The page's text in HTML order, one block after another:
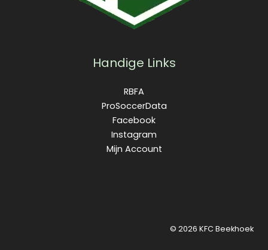
Handige Links
RBFA
ProSoccerData
Facebook
Instagram
Mijn Account
© 2026 KFC Beekhoek